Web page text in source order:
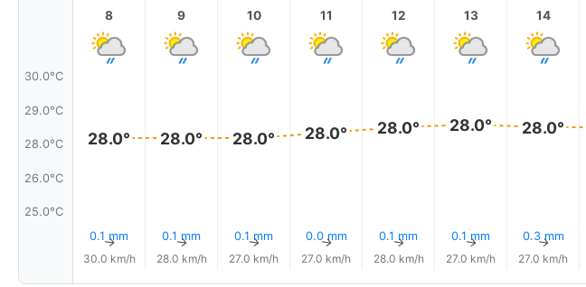
30.0°C
29.0°C
28.0°C
26.0°C
25.0°C
8
28.0°
0.1 mm
↑
30.0 km/h
9
28.0°
0.1 mm
↑
28.0 km/h
10
28.0°
0.1 mm
↑
27.0 km/h
11
28.0°
0.0 mm
↑
27.0 km/h
12
28.0°
0.1 mm
↑
28.0 km/h
13
28.0°
0.1 mm
↑
27.0 km/h
14
28.0°
0.3 mm
↑
27.0 km/h